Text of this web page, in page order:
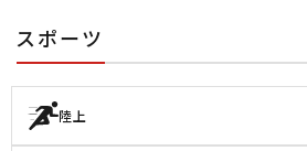
スポーツ
陸上